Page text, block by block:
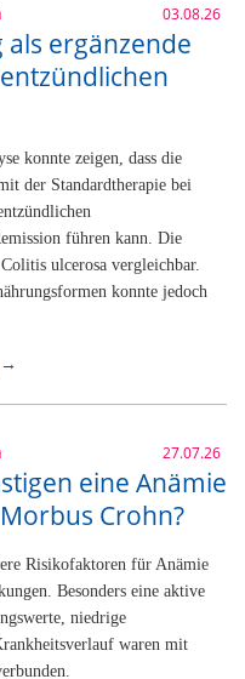
03.08.26
ergänzende
konnte zeigen, dass die
der Standardtherapie bei
führen kann. Die
ulcerosa vergleichbar.
konnte jedoch
27.07.26
eine Anämie
Crohn?
Risikofaktoren für Anämie
Besonders eine aktive
niedrige
waren mit